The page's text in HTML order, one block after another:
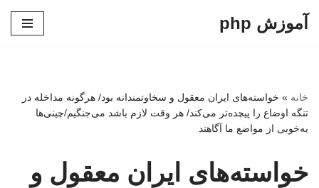
آموزش php
خانه » خواسته‌های ایران معقول و سخاوتمندانه بود/ هرگونه مداخله در
تنگه اوضاع را پیچده‌تر می‌کند/ هر وقت لازم باشد می‌جنگیم/چینی‌ها
به‌خوبی از مواضع ما آگاهند
خواسته‌های ایران معقول و